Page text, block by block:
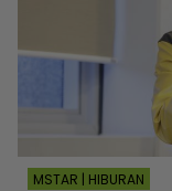
MSTAR | HIBURAN